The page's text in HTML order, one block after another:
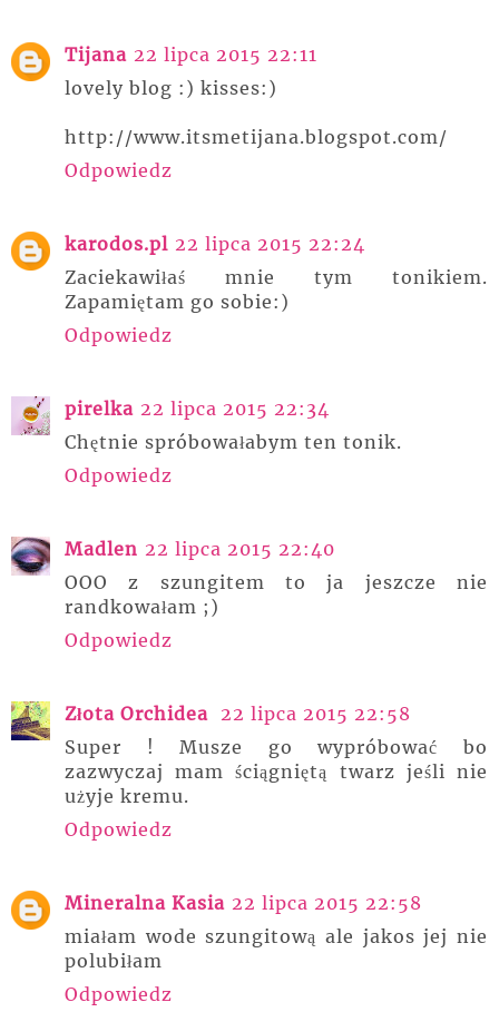
Tijana 22 lipca 2015 22:11
lovely blog :) kisses:)
http://www.itsmetijana.blogspot.com/
Odpowiedz
karodos.pl 22 lipca 2015 22:24
Zaciekawiłaś mnie tym tonikiem.
Zapamiętam go sobie:)
Odpowiedz
pirelka 22 lipca 2015 22:34
Chętnie spróbowałabym ten tonik.
Odpowiedz
Madlen 22 lipca 2015 22:40
OOO z szungitem to ja jeszcze nie
randkowałam ;)
Odpowiedz
Złota Orchidea 22 lipca 2015 22:58
Super ! Musze go wypróbować bo
zazwyczaj mam ściągniętą twarz jeśli nie
użyje kremu.
Odpowiedz
Mineralna Kasia 22 lipca 2015 22:58
miałam wode szungitową ale jakos jej nie
polubiłam
Odpowiedz